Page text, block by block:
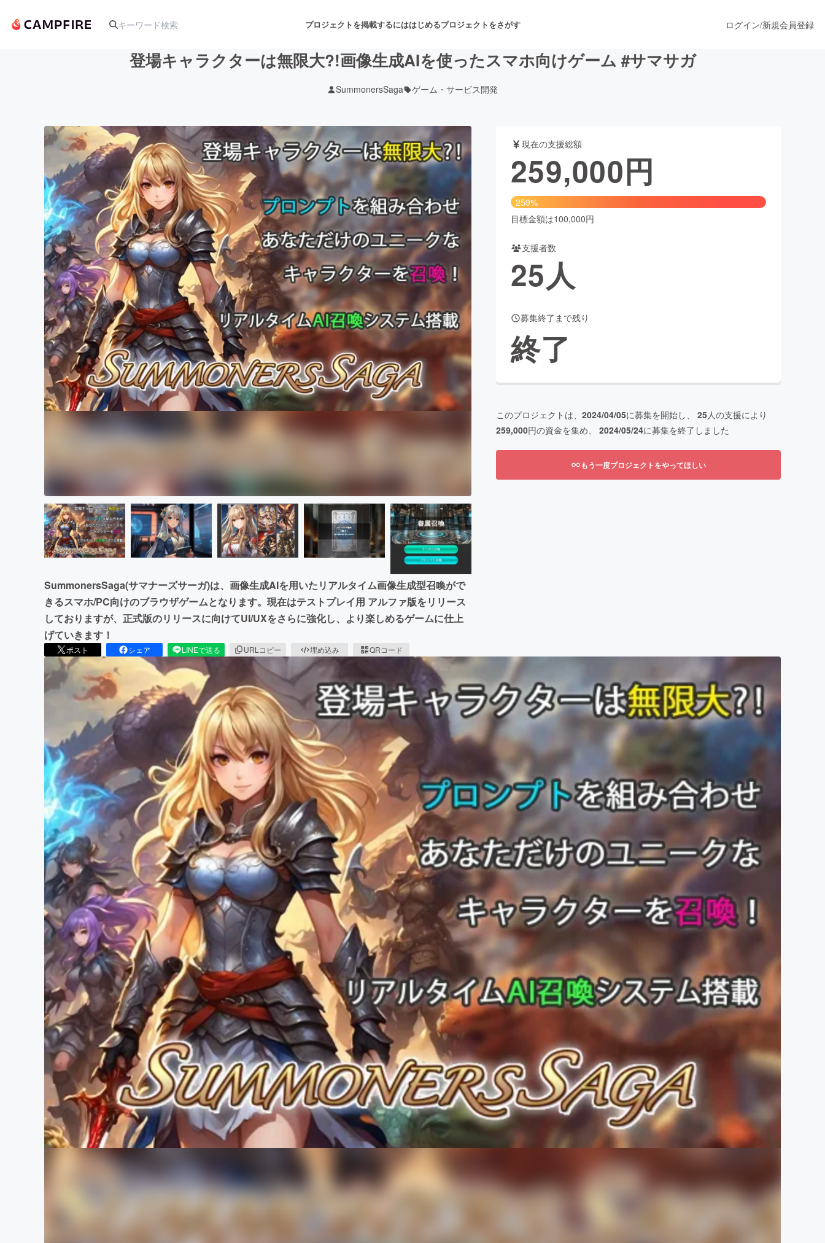
プロジェクトを掲載するにははじめるプロジェクトをさがす
アート・写真 音楽 舞台・パフォーマンス
テクノロジー・ガジェット ゲーム・サービス開発 フード・飲食店 ファッション
映像・映画 書籍・雑誌出版 アニメ・漫画
ビジネス・起業 チャレンジ ビューティー・ヘルスケア
まちづくり・地域活性化
CAMPFIRE for Social GoodCAMPFIRE Creation
CAMPFIREふるさと納税machi-ya
ログイン/新規会員登録
登場キャラクターは無限大?!画像生成AIを使ったスマホ向けゲーム #サマサガ
SummonersSaga ゲーム・サービス開発
SummonersSaga(サマナーズサーガ)は、画像生成AIを用いたリアルタイム画像生成型召喚がで
きるスマホ/PC向けのブラウザゲームとなります。現在はテストプレイ用 アルファ版をリリース
しておりますが、正式版のリリースに向けてUI/UXをさらに強化し、より楽しめるゲームに仕上
げていきます！
ポスト シェア LINEで送る URLコピー 埋め込み QRコード
現在の支援総額
259,000円
259%
目標金額は100,000円
支援者数
25人
募集終了まで残り
終了
このプロジェクトは、 2024/04/05に募集を開始し、 25人の支援により
259,000円の資金を集め、 2024/05/24に募集を終了しました
もう一度プロジェクトをやってほしい